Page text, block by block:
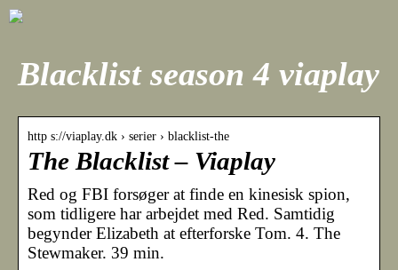
Blacklist season 4 viaplay
http s://viaplay.dk › serier › blacklist-the
The Blacklist – Viaplay
Red og FBI forsøger at finde en kinesisk spion,
som tidligere har arbejdet med Red. Samtidig
begynder Elizabeth at efterforske Tom. 4. The
Stewmaker. 39 min.